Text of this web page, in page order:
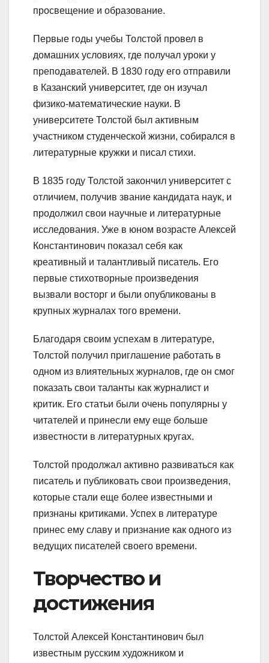
просвещение и образование.
Первые годы учебы Толстой провел в
домашних условиях, где получал уроки у
преподавателей. В 1830 году его отправили
в Казанский университет, где он изучал
физико-математические науки. В
университете Толстой был активным
участником студенческой жизни, собирался в
литературные кружки и писал стихи.
В 1835 году Толстой закончил университет с
отличием, получив звание кандидата наук, и
продолжил свои научные и литературные
исследования. Уже в юном возрасте Алексей
Константинович показал себя как
креативный и талантливый писатель. Его
первые стихотворные произведения
вызвали восторг и были опубликованы в
крупных журналах того времени.
Благодаря своим успехам в литературе,
Толстой получил приглашение работать в
одном из влиятельных журналов, где он смог
показать свои таланты как журналист и
критик. Его статьи были очень популярны у
читателей и принесли ему еще больше
известности в литературных кругах.
Толстой продолжал активно развиваться как
писатель и публиковать свои произведения,
которые стали еще более известными и
признаны критиками. Успех в литературе
принес ему славу и признание как одного из
ведущих писателей своего времени.
Творчество и
достижения
Толстой Алексей Константинович был
известным русским художником и